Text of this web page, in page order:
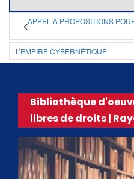
APPEL À PROPOSITIONS
L’EMPIRE CYBERNÉTIQUE
Bibliothèque
libres de droits |